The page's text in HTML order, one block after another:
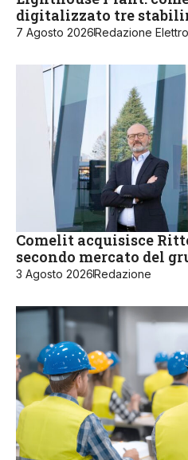
digitalizzato tre
7 Agosto 2026Redazione Elettro
Comelit acquisisce
secondo mercato del
3 Agosto 2026Redazione